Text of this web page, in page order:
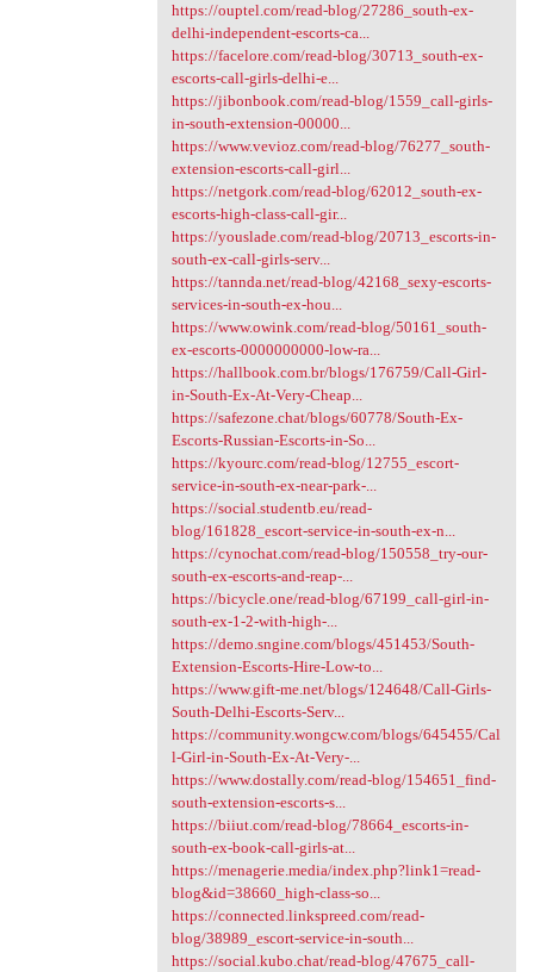
https://ouptel.com/read-blog/27286_south-ex-
delhi-independent-escorts-ca...
https://facelore.com/read-blog/30713_south-ex-
escorts-call-girls-delhi-e...
https://jibonbook.com/read-blog/1559_call-girls-
in-south-extension-00000...
https://www.vevioz.com/read-blog/76277_south-
extension-escorts-call-girl...
https://netgork.com/read-blog/62012_south-ex-
escorts-high-class-call-gir...
https://youslade.com/read-blog/20713_escorts-in-
south-ex-call-girls-serv...
https://tannda.net/read-blog/42168_sexy-escorts-
services-in-south-ex-hou...
https://www.owink.com/read-blog/50161_south-
ex-escorts-0000000000-low-ra...
https://hallbook.com.br/blogs/176759/Call-Girl-
in-South-Ex-At-Very-Cheap...
https://safezone.chat/blogs/60778/South-Ex-
Escorts-Russian-Escorts-in-So...
https://kyourc.com/read-blog/12755_escort-
service-in-south-ex-near-park-...
https://social.studentb.eu/read-
blog/161828_escort-service-in-south-ex-n...
https://cynochat.com/read-blog/150558_try-our-
south-ex-escorts-and-reap-...
https://bicycle.one/read-blog/67199_call-girl-in-
south-ex-1-2-with-high-...
https://demo.sngine.com/blogs/451453/South-
Extension-Escorts-Hire-Low-to...
https://www.gift-me.net/blogs/124648/Call-Girls-
South-Delhi-Escorts-Serv...
https://community.wongcw.com/blogs/645455/Cal
l-Girl-in-South-Ex-At-Very-...
https://www.dostally.com/read-blog/154651_find-
south-extension-escorts-s...
https://biiut.com/read-blog/78664_escorts-in-
south-ex-book-call-girls-at...
https://menagerie.media/index.php?link1=read-
blog&id=38660_high-class-so...
https://connected.linkspreed.com/read-
blog/38989_escort-service-in-south...
https://social.kubo.chat/read-blog/47675_call-